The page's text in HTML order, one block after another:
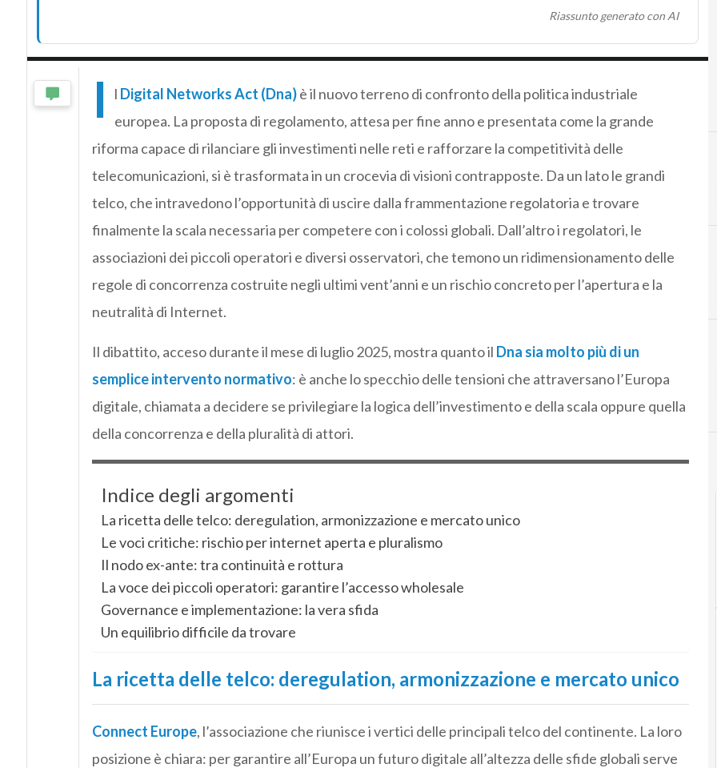
Riassunto generato con AI
I l Digital Networks Act (Dna)è il nuovo terreno di confronto della politica industriale
europea. La proposta di regolamento, attesa per fine anno e presentata come la grande
riforma capace di rilanciare gli investimenti nelle reti e rafforzare la competitività delle
telecomunicazioni, si è trasformata in un crocevia di visioni contrapposte. Da un lato le grandi
telco, che intravedono l’opportunità di uscire dalla frammentazione regolatoria e trovare
finalmente la scala necessaria per competere con i colossi globali. Dall’altro i regolatori, le
associazioni dei piccoli operatori e diversi osservatori, che temono un ridimensionamento delle
regole di concorrenza costruite negli ultimi vent’anni e un rischio concreto per l’apertura e la
neutralità di Internet.
Il dibattito, acceso durante il mese di luglio 2025, mostra quanto il Dna sia molto più di un
semplice intervento normativo: è anche lo specchio delle tensioni che attraversano l’Europa
digitale, chiamata a decidere se privilegiare la logica dell’investimento e della scala oppure quella
della concorrenza e della pluralità di attori.
Indice degli argomenti
La ricetta delle telco: deregulation, armonizzazione e mercato unico
Le voci critiche: rischio per internet aperta e pluralismo
Il nodo ex-ante: tra continuità e rottura
La voce dei piccoli operatori: garantire l’accesso wholesale
Governance e implementazione: la vera sfida
Un equilibrio difficile da trovare
La ricetta delle telco: deregulation, armonizzazione e mercato unico
Connect Europe, l’associazione che riunisce i vertici delle principali telco del continente. La loro
posizione è chiara: per garantire all’Europa un futuro digitale all’altezza delle sfide globali serve